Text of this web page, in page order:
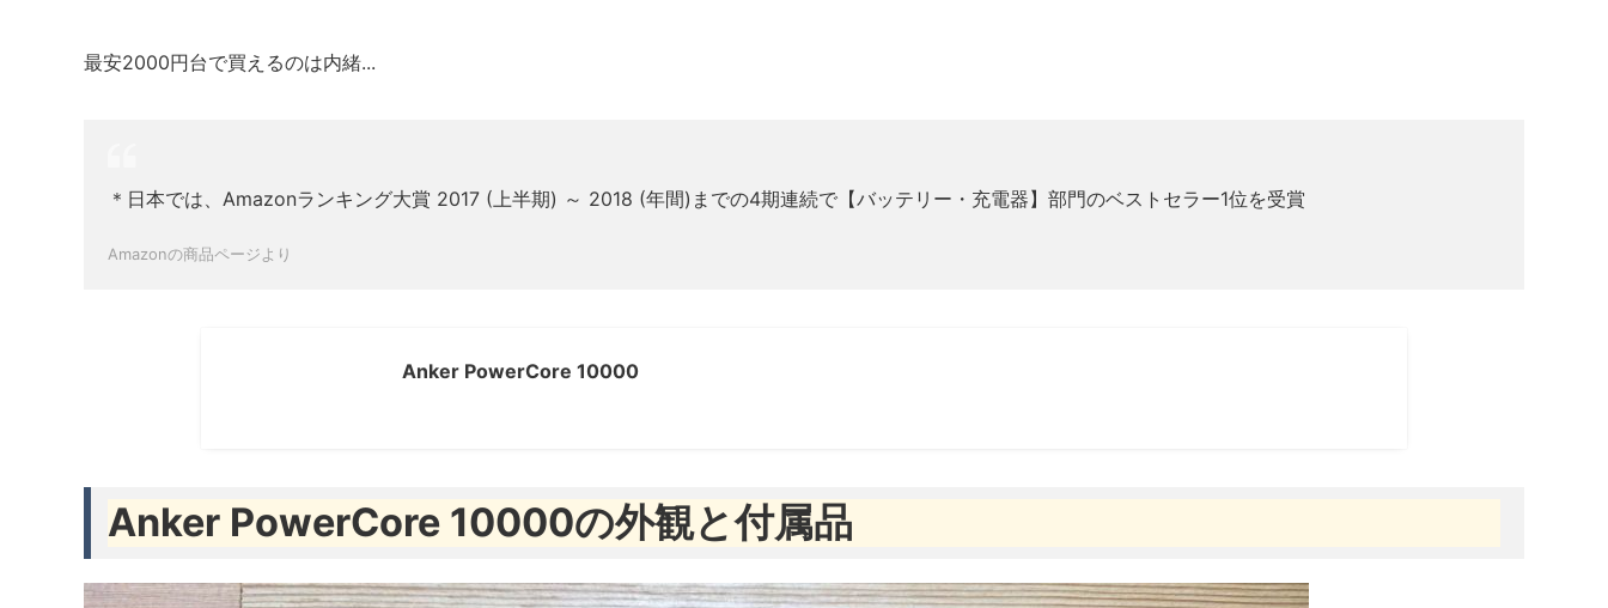
最安2000円台で買えるのは内緒...
＊日本では、Amazonランキング大賞 2017 (上半期) ～ 2018 (年間)までの4期連続で【バッテリー・充電器】部門のベストセラー1位を受賞
Amazonの商品ページより
Anker PowerCore 10000
Anker PowerCore 10000の外観と付属品